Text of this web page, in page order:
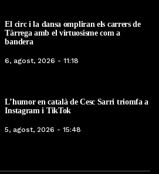
El circ i la dansa ompliran els carrers de
Tàrrega amb el virtuosisme com a
bandera
6, agost, 2026 - 11:18
L’humor en català de Cesc Sarri triomfa a
Instagram i TikTok
5, agost, 2026 - 15:48